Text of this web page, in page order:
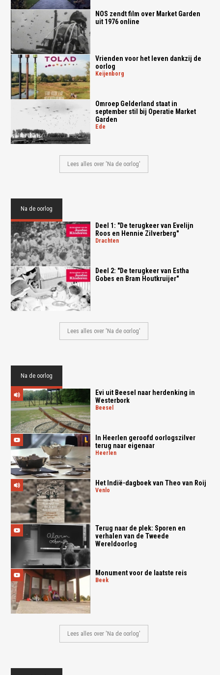
NOS zendt film over Market Garden
uit 1976 online
Vrienden voor het leven dankzij de
oorlog
keijenborg
Omroep Gelderland staat in
september stil bij Operatie Market
Garden
ede
Lees alles over 'Na de oorlog'
Na de oorlog
Deel 1: "De terugkeer van Evelijn
Roos en Hennie Zilverberg"
drachten
Deel 2: "De terugkeer van Estha
Gobes en Bram Houtkruijer"
Lees alles over 'Na de oorlog'
Na de oorlog
Evi uit Beesel naar herdenking in
Westerbork
beesel
In Heerlen geroofd oorlogszilver
terug naar eigenaar
heerlen
Het Indië-dagboek van Theo van Roij
venlo
Terug naar de plek: Sporen en
verhalen van de Tweede
Wereldoorlog
Monument voor de laatste reis
beek
Lees alles over 'Na de oorlog'